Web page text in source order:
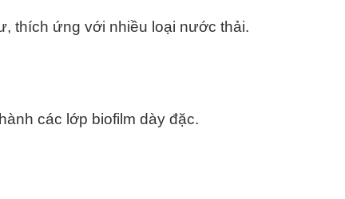
thích ứng với nhiều loại nước thải.
các lớp biofilm dày đặc.